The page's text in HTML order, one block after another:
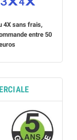
4X sans frais,
entre 50